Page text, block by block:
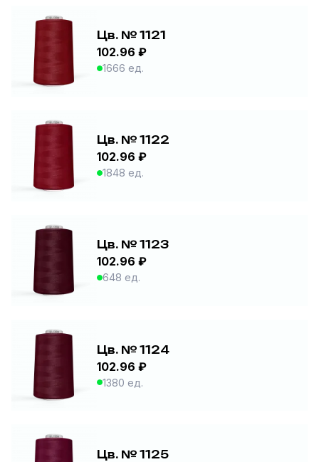
Цв. № 1121
102.96 ₽
1666 ед.
Цв. № 1122
102.96 ₽
1848 ед.
Цв. № 1123
102.96 ₽
648 ед.
Цв. № 1124
102.96 ₽
1380 ед.
Цв. № 1125